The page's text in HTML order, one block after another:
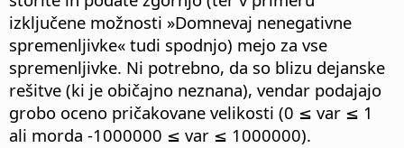
izključene možnosti »Domnevaj nenegativne
spremenljivke« tudi spodnjo) mejo za vse
spremenljivke. Ni potrebno, da so blizu dejanske
rešitve (ki je običajno neznana), vendar podajajo
grobo oceno pričakovane velikosti (0 ≤ var ≤ 1
ali morda -1000000 ≤ var ≤ 1000000).